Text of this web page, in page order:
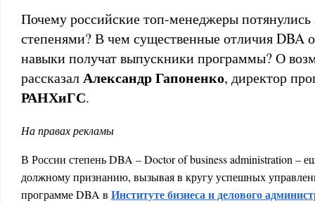
Почему российские топ-менеджеры потянулись
степенями? В чем существенные отличия
навыки получат выпускники программы? О
рассказалАлександр Гапоненко, директор
РАНХиГС.
На правах рекламы
В России степень DBA – Doctor of business administration –
должному признанию, вызывая в кругу успешных
программе DBA в Институте бизнеса и делового